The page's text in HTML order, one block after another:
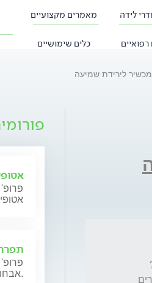
לידה מאמרים מקצועיים
רפואיים כלים שימושיים
לירידת שמיעה
אבחון וטיפול.